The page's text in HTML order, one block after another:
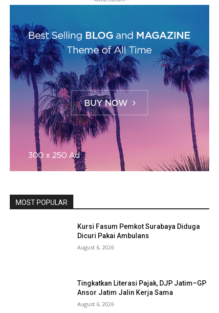
MOST POPULAR
Kursi Fasum Pemkot Surabaya Diduga
Dicuri Pakai Ambulans
August 6, 2026
Tingkatkan Literasi Pajak, DJP Jatim–GP
Ansor Jatim Jalin Kerja Sama
August 6, 2026